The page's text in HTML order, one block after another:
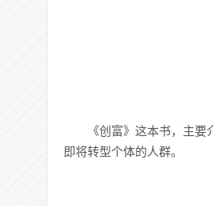
《创富》这本书，主
即将转型个体的人群。